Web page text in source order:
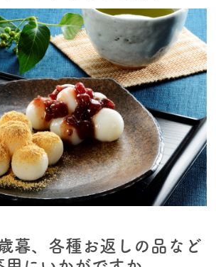
暮、各種お返しの品など